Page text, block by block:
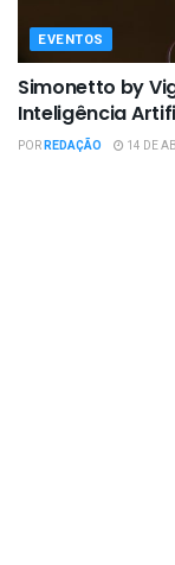
EVENTOS
Simonetto by
Inteligência
PORREDAÇÃO 14 DE